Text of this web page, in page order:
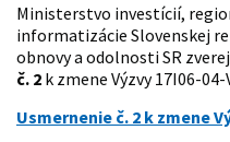
Ministerstvo investícií,
informatizácie Slovenskej
obnovy a odolnosti SR
č. 2 k zmene Výzvy 17I06-04-
Usmernenie č. 2 k zmene